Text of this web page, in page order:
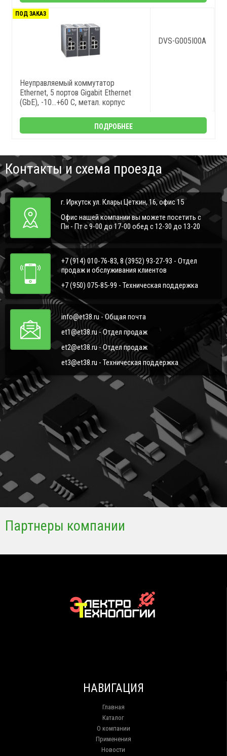
ПОД ЗАКАЗ
DVS-G005I00A
Неуправляемый коммутатор
Ethernet, 5 портов Gigabit Ethernet
(GbE), -10...+60 С, метал. корпус
ПОДРОБНЕЕ
Контакты и схема проезда
г. Иркутск ул. Клары Цеткин, 16, офис 15
Офис нашей компании вы можете посетить с
Пн - Пт с 9-00 до 17-00 обед с 12-30 до 13-20
+7 (914) 010-76-83, 8 (3952) 93-27-93 - Отдел
продаж и обслуживания клиентов
+7 (950) 075-85-99 - Техническая поддержка
info@et38.ru - Общая почта
et1@et38.ru - Отдел продаж
et2@et38.ru - Отдел продаж
et3@et38.ru - Техническая поддержка
Партнеры компании
НАВИГАЦИЯ
Главная
Каталог
О компании
Применения
Новости